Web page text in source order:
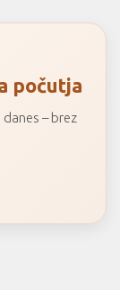
počutja
danes – brez